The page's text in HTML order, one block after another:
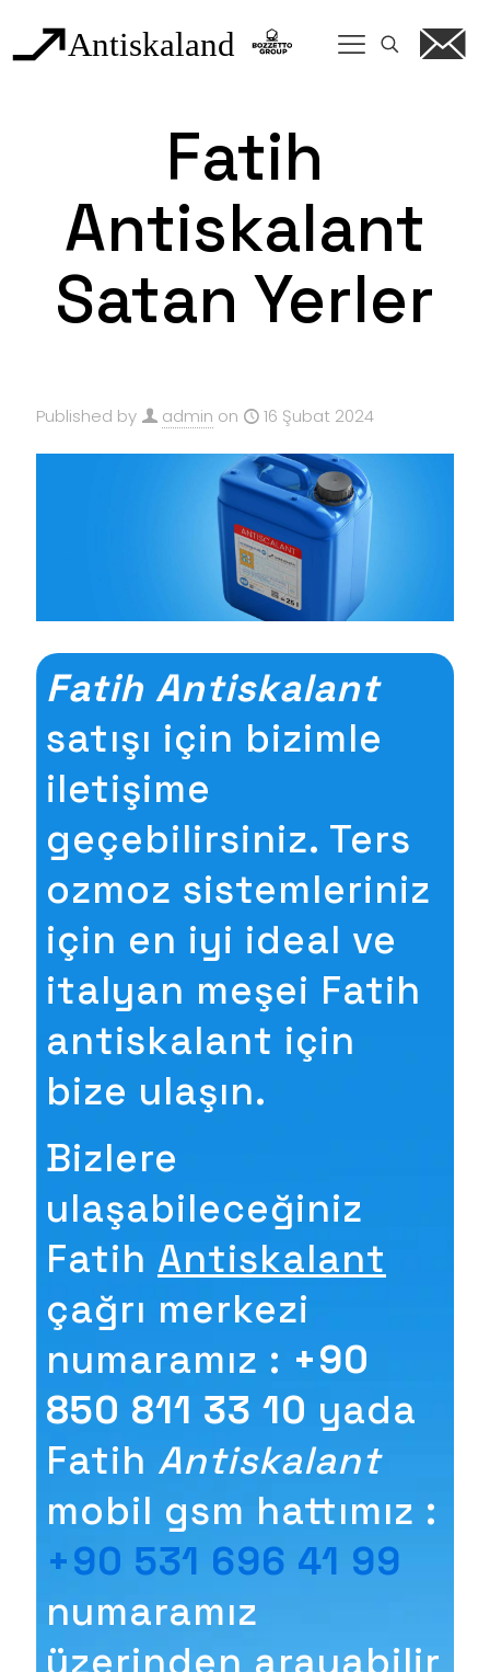
Fatih
Antiskalant
Satan Yerler
Published by admin on 16 Şubat 2024
Fatih Antiskalant
satışı için bizimle
iletişime
geçebilirsiniz. Ters
ozmoz sistemleriniz
için en iyi ideal ve
italyan meşei Fatih
antiskalant için
bize ulaşın.
Bizlere
ulaşabileceğiniz
Fatih Antiskalant
çağrı merkezi
numaramız : +90
850 811 33 10 yada
Fatih Antiskalant
mobil gsm hattımız :
+90 531 696 41 99
numaramız
üzerinden arayabilir